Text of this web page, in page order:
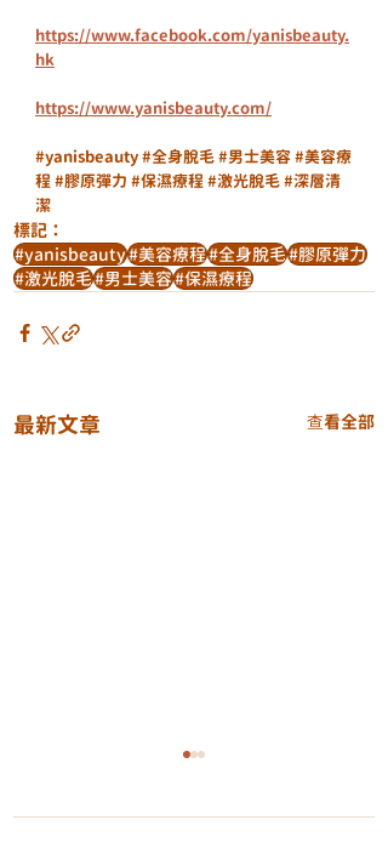
https://www.facebook.com/yanisbeauty.
hk
https://www.yanisbeauty.com/
#yanisbeauty#全身脫毛#男士美容#美容療
程#膠原彈力 #保濕療程#激光脫毛#深層清
潔
標記：
#yanisbeauty#美容療程#全身脫毛#膠原彈力
#激光脫毛#男士美容#保濕療程
最新文章 查看全部